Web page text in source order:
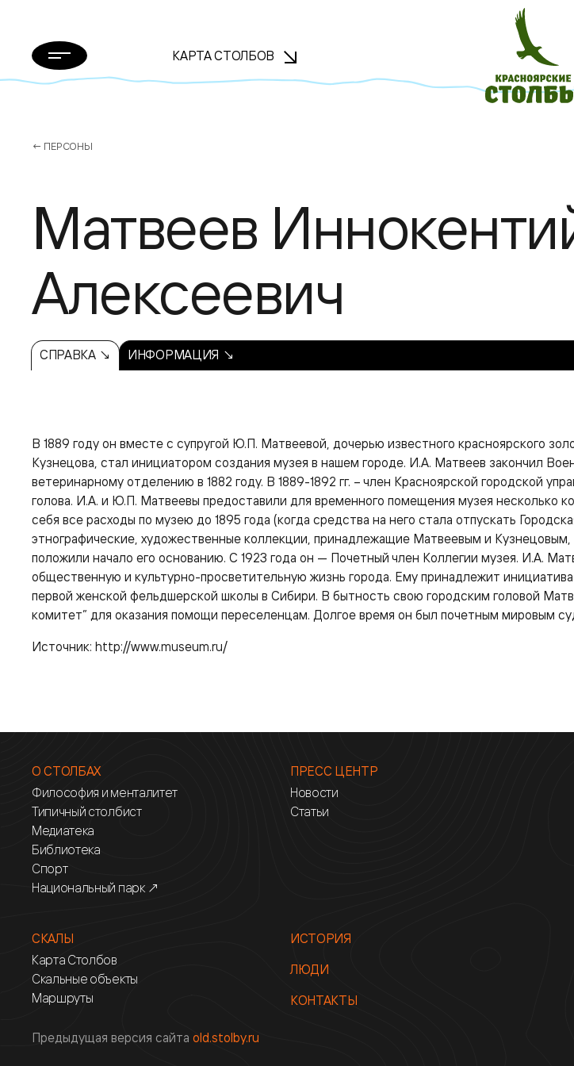
КАРТА СТОЛБОВ
← ПЕРСОНЫ
Матвеев
Алексеевич
СПРАВКА ↘ ИНФОРМАЦИЯ ↘
В 1889 году он вместе с супругой Ю.П. Матвеевой, дочерью известного красноярского
Кузнецова, стал инициатором создания музея в нашем городе. И.А. Матвеев закончил
ветеринарному отделению в 1882 году. В 1889-1892 гг. – член Красноярской городской
голова. И.А. и Ю.П. Матвеевы предоставили для временного помещения музея несколько
себя все расходы по музею до 1895 года (когда средства на него стала отпускать
этнографические, художественные коллекции, принадлежащие Матвеевым и
положили начало его основанию. С 1923 года он — Почетный член Коллегии музея. И.А.
общественную и культурно-просветительную жизнь города. Ему принадлежит
первой женской фельдшерской школы в Сибири. В бытность свою городским головой
комитет” для оказания помощи переселенцам. Долгое время он был почетным мировым
Источник: http://www.museum.ru/
О СТОЛБАХ
Философия и менталитет
Типичный столбист
Медиатека
Библиотека
Спорт
Национальный парк ↗
ПРЕСС ЦЕНТР
Новости
Статьи
СКАЛЫ
Карта Столбов
Скальные объекты
Маршруты
ИСТОРИЯ
ЛЮДИ
КОНТАКТЫ
Предыдущая версия сайта old.stolby.ru